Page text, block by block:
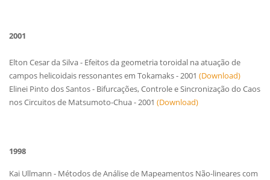
2001
Elton Cesar da Silva - Efeitos da geometria toroidal na atuação de
campos helicoidais ressonantes em Tokamaks - 2001 (Download)
Elinei Pinto dos Santos - Bifurcações, Controle e Sincronização do Caos
nos Circuitos de Matsumoto-Chua - 2001 (Download)
1998
Kai Ullmann - Métodos de Análise de Mapeamentos Não-lineares com